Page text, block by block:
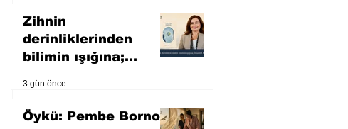
Zihnin
derinliklerinden
bilimin ışığına;
3 gün önce
Öykü: Pembe Bornoz